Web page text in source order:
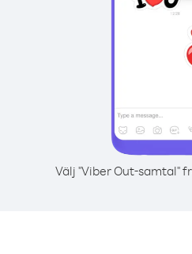
Välj "Viber Out-samtal"